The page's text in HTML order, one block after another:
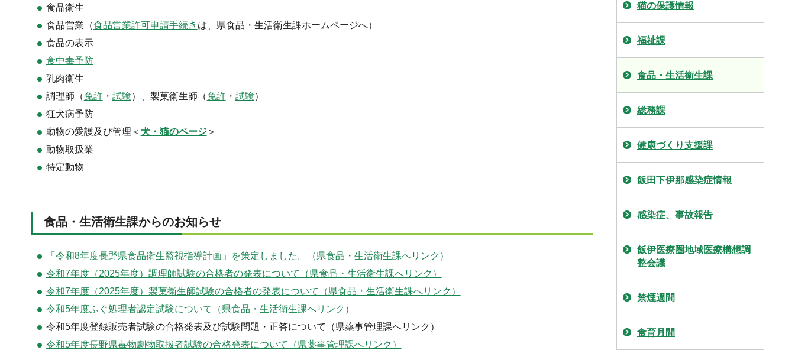
食品衛生
食品営業（食品営業許可申請手続き は、県食品・生活衛生課ホームページへ）
食品の表示
食中毒予防
乳肉衛生
調理師（免許・ 試験）、製菓衛生師（免許・ 試験）
狂犬病予防
動物の愛護及び管理＜ 犬・猫のページ＞
動物取扱業
特定動物
食品・生活衛生課からのお知らせ
「令和8年度長野県食品衛生監視指導計画」を策定しました。（県食品・生活衛生課へリンク）
令和7年度（2025年度）調理師試験の合格者の発表について（県食品・生活衛生課へリンク）
令和7年度（2025年度）製菓衛生師試験の合格者の発表について（県食品・生活衛生課へリンク）
令和5年度ふぐ処理者認定試験について（県食品・生活衛生課へリンク）
令和5年度登録販売者試験の合格発表及び試験問題・正答について（県薬事管理課へリンク）
令和5年度長野県毒物劇物取扱者試験の合格発表について（県薬事管理課へリンク）
猫の保護情報
福祉課
食品・生活衛生課
総務課
健康づくり支援課
飯田下伊那感染症情報
感染症、事故報告
飯伊医療圏地域医療構想調
整会議
禁煙週間
食育月間